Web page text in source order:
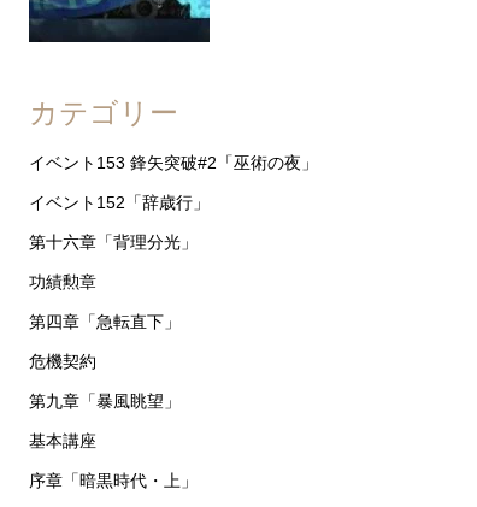
カテゴリー
イベント153 鋒矢突破#2「巫術の夜」
イベント152「辞歳行」
第十六章「背理分光」
功績勲章
第四章「急転直下」
危機契約
第九章「暴風眺望」
基本講座
序章「暗黒時代・上」